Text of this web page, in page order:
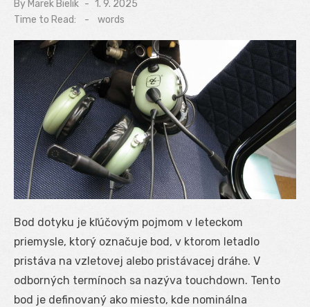
By Marek Bielik
Posted
on
1. 9. 2025
Time to Read:
- words
Bod dotyku je kľúčovým pojmom v leteckom
priemysle, ktorý označuje bod, v ktorom letadlo
pristáva na vzletovej alebo pristávacej dráhe. V
odborných termínoch sa nazýva touchdown. Tento
bod je definovaný ako miesto, kde nominálna